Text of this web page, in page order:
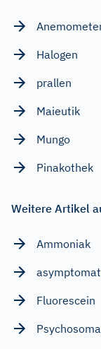
Halogen
prallen
Maieutik
Mungo
Pinakothek
Weitere Artikel
Ammoniak
Fluorescein